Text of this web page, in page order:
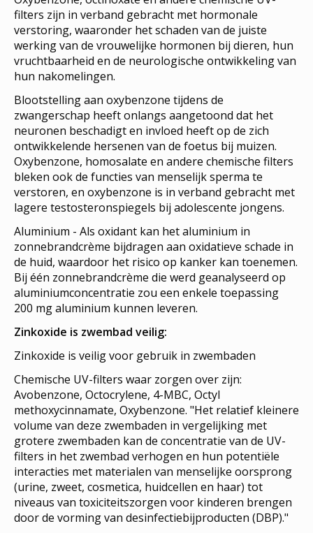
filters zijn in verband gebracht met hormonale
verstoring, waaronder het schaden van de juiste
werking van de vrouwelijke hormonen bij dieren, hun
vruchtbaarheid en de neurologische ontwikkeling van
hun nakomelingen.
Blootstelling aan oxybenzone tijdens de
zwangerschap heeft onlangs aangetoond dat het
neuronen beschadigt en invloed heeft op de zich
ontwikkelende hersenen van de foetus bij muizen.
Oxybenzone, homosalate en andere chemische filters
bleken ook de functies van menselijk sperma te
verstoren, en oxybenzone is in verband gebracht met
lagere testosteronspiegels bij adolescente jongens.
Aluminium - Als oxidant kan het aluminium in
zonnebrandcrème bijdragen aan oxidatieve schade in
de huid, waardoor het risico op kanker kan toenemen.
Bij één zonnebrandcrème die werd geanalyseerd op
aluminiumconcentratie zou een enkele toepassing
200 mg aluminium kunnen leveren.
Zinkoxide is zwembad veilig:
Zinkoxide is veilig voor gebruik in zwembaden
Chemische UV-filters waar zorgen over zijn:
Avobenzone, Octocrylene, 4-MBC, Octyl
methoxycinnamate, Oxybenzone. "Het relatief kleinere
volume van deze zwembaden in vergelijking met
grotere zwembaden kan de concentratie van de UV-
filters in het zwembad verhogen en hun potentiële
interacties met materialen van menselijke oorsprong
(urine, zweet, cosmetica, huidcellen en haar) tot
niveaus van toxiciteitszorgen voor kinderen brengen
door de vorming van desinfectiebijproducten (DBP)."